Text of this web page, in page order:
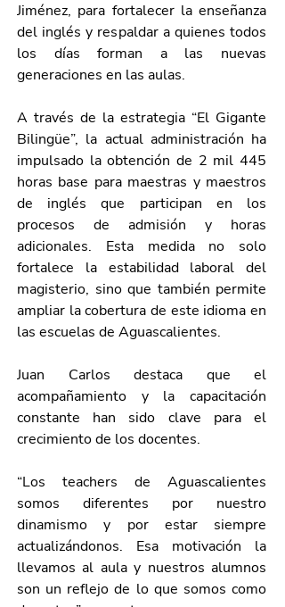
Jiménez, para fortalecer la enseñanza
del inglés y respaldar a quienes todos
los días forman a las nuevas
generaciones en las aulas.
A través de la estrategia “El Gigante
Bilingüe”, la actual administración ha
impulsado la obtención de 2 mil 445
horas base para maestras y maestros
de inglés que participan en los
procesos de admisión y horas
adicionales. Esta medida no solo
fortalece la estabilidad laboral del
magisterio, sino que también permite
ampliar la cobertura de este idioma en
las escuelas de Aguascalientes.
Juan Carlos destaca que el
acompañamiento y la capacitación
constante han sido clave para el
crecimiento de los docentes.
“Los teachers de Aguascalientes
somos diferentes por nuestro
dinamismo y por estar siempre
actualizándonos. Esa motivación la
llevamos al aula y nuestros alumnos
son un reflejo de lo que somos como